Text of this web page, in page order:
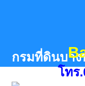
content
โทร
กรมที่ดินบาง